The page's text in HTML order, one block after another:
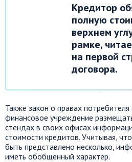
Кредитор
полную
верхнем
рамке,
на первой
договора.
Также закон о правах
финансовое учреждение
стендах в своих офисах
стоимости кредитов. Учитывая,
быть представлено несколько,
иметь обобщенный характер.